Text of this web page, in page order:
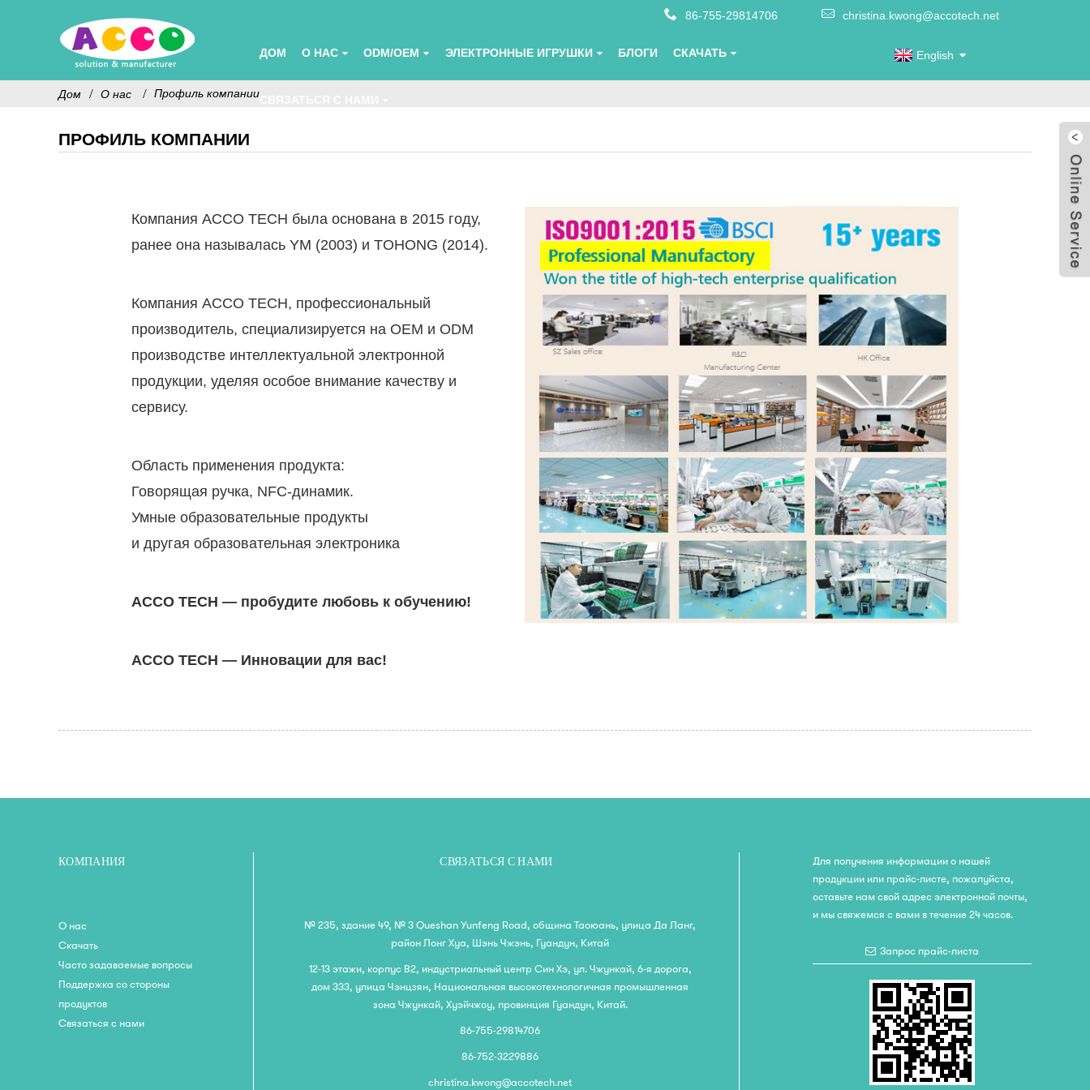
86-755-29814706 christina.kwong@accotech.net
ДОМ О НАС ODM/OEM ЭЛЕКТРОННЫЕ ИГРУШКИ БЛОГИ СКАЧАТЬ English
Дом О нас Профиль компании
ПРОФИЛЬ КОМПАНИИ
Компания ACCO TECH была основана в 2015 году,
ранее она называлась YM (2003) и TOHONG (2014).
Компания ACCO TECH, профессиональный
производитель, специализируется на OEM и ODM
производстве интеллектуальной электронной
продукции, уделяя особое внимание качеству и
сервису.
Область применения продукта:
Говорящая ручка, NFC-динамик.
Умные образовательные продукты
и другая образовательная электроника
ACCO TECH — пробудите любовь к обучению!
ACCO TECH — Инновации для вас!
КОМПАНИЯ
О нас
Скачать
Часто задаваемые вопросы
Поддержка со стороны
продуктов
Связаться с нами
СВЯЗАТЬСЯ С НАМИ
№ 235, здание 49, № 3 Queshan Yunfeng Road, община Таоюань, улица Да Ланг,
район Лонг Хуа, Шэнь Чжэнь, Гуандун, Китай
12-13 этажи, корпус B2, индустриальный центр Син Хэ, ул. Чжункай, 6-я дорога,
дом 333, улица Чэнцзян, Национальная высокотехнологичная промышленная
зона Чжункай, Хуэйчжоу, провинция Гуандун, Китай.
86-755-29814706
86-752-3229886
christina.kwong@accotech.net
Для получения информации о нашей
продукции или прайс-листе, пожалуйста,
оставьте нам свой адрес электронной почты,
и мы свяжемся с вами в течение 24 часов.
Запрос прайс-листа